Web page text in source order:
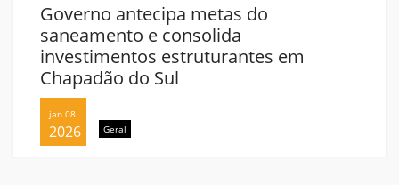
Governo antecipa metas do
saneamento e consolida
investimentos estruturantes em
Chapadão do Sul
jan 08
2026 Geral